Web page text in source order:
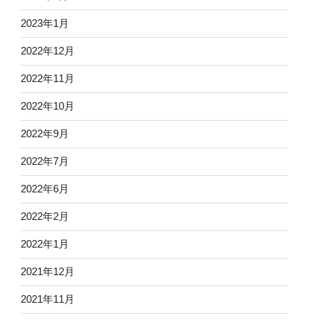
2023年1月
2022年12月
2022年11月
2022年10月
2022年9月
2022年7月
2022年6月
2022年2月
2022年1月
2021年12月
2021年11月